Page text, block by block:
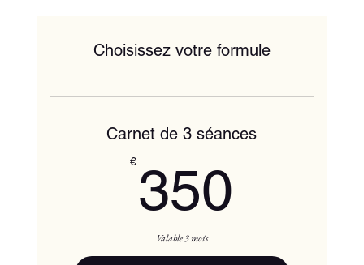
Choisissez votre formule
Carnet de 3 séances
€ 350
Valable 3 mois